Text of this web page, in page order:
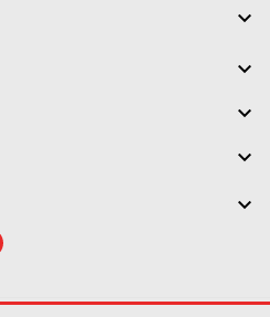




